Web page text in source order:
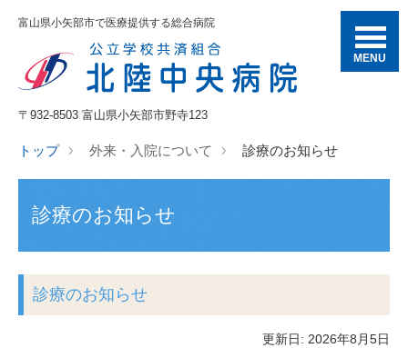
富山県小矢部市で医療提供する総合病院
MENU
〒932-8503 富山県小矢部市野寺123
トップ 外来・入院について 診療のお知らせ
診療のお知らせ
診療のお知らせ
更新日: 2026年8月5日